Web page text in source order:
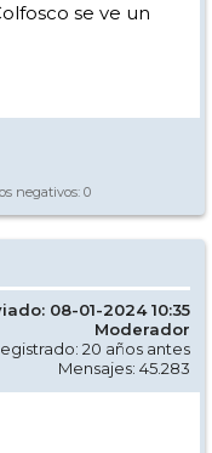
se ve un
negativos: 0
08-01-2024 10:35
Moderador
20 años antes
Mensajes: 45.283